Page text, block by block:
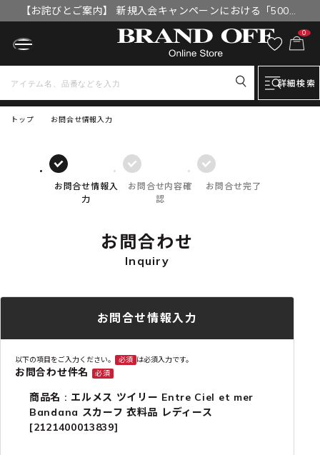
【お詫びとご案内】 新規入会キャンペーンにおける「500円
OFFクーポン」付与漏れと補填について
0
詳細検索
トップ お問合せ情報入力
お問合せ情報入
力
お問合せ内容確
認
お問合せ完了
お問合わせ
Inquiry
お問合せ情報入力
以下の項目をご入力ください。 必須 は必須入力です。
お問合わせ件名 必須
商品名 : エルメス ツイリー Entre Ciel et mer
Bandana スカーフ 衣料品 レディース
[2121400013839]